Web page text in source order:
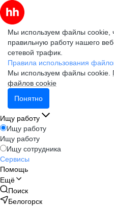
Мы используем файлы cookie,
правильную работу нашего
сетевой трафик.
Правила использования
Мы используем файлы cookie.
файлов cookie
Понятно
Ищу работу
Ищу работу
Ищу работу
Ищу сотрудника
Сервисы
Помощь
Ещё
Поиск
Белогорск